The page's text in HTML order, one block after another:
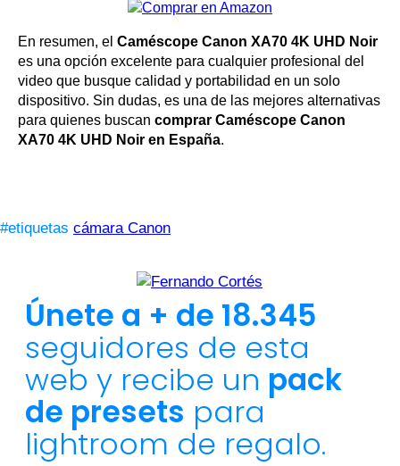
En resumen, el Caméscope Canon XA70 4K UHD Noir
es una opción excelente para cualquier profesional del
video que busque calidad y portabilidad en un solo
dispositivo. Sin dudas, es una de las mejores alternativas
para quienes buscan comprar Caméscope Canon
XA70 4K UHD Noir en España.
#etiquetas cámara Canon
Únete a + de 18.345
seguidores de esta
web y recibe un pack
de presets para
lightroom de regalo.